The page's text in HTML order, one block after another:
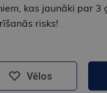
kas jaunāki par 3
risks!
Vēlos